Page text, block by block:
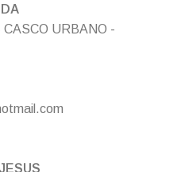
URBANO -